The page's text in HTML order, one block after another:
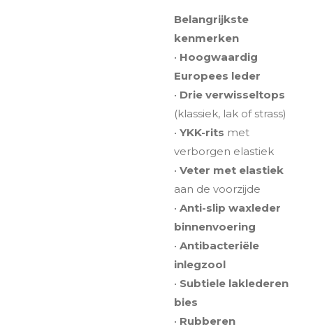
Belangrijkste
kenmerken
• Hoogwaardig
Europees leder
• Drie verwisseltops
(klassiek, lak of strass)
• YKK-rits met
verborgen elastiek
• Veter met elastiek
aan de voorzijde
• Anti-slip waxleder
binnenvoering
• Antibacteriële
inlegzool
• Subtiele laklederen
bies
• Rubberen